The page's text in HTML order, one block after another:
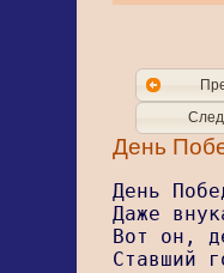
День
День
Даже
Вот он,
Ставший